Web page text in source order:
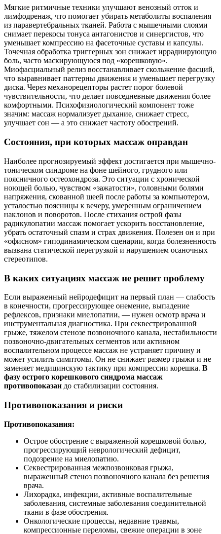
Мягкие ритмичные техники улучшают венозный отток и
лимфодренаж, что помогает убирать метаболиты воспаления
из паравертебральных тканей. Работа с мышечными слоями
снимает перекосы тонуса антагонистов и синергистов, что
уменьшает компрессию на фасеточные суставы и капсулы.
Точечная обработка триггерных зон снижает иррадиирующую
боль, часто маскирующуюся под «корешковую».
Миофасциальный релиз восстанавливает скольжение фасций,
что выравнивает паттерны движения и уменьшает перегрузку
диска. Через механорецепторы растет порог болевой
чувствительности, что делает повседневные движения более
комфортными. Психофизиологический компонент тоже
значим: массаж нормализует дыхание, снижает стресс,
улучшает сон — а это снижает частоту обострений.
Состояния, при которых массаж оправдан
Наиболее прогнозируемый эффект достигается при мышечно-
тоническом синдроме на фоне шейного, грудного или
поясничного остеохондроза. Это ситуации с хронической
ноющей болью, чувством «зажатости», головными болями
напряжения, скованной шеей после работы за компьютером,
усталостью поясницы к вечеру, умеренным ограничением
наклонов и поворотов. После стихания острой фазы
радикулопатии массаж помогает ускорить восстановление,
убрать остаточный спазм и страх движения. Полезен он и при
«офисном» гиподинамическом сценарии, когда болезненность
вызвана статической перегрузкой и нарушением осаночных
стереотипов.
В каких ситуациях массаж не решит проблему
Если выраженный нейродефицит на первый план — слабость
в конечности, прогрессирующее онемение, выпадение
рефлексов, признаки миелопатии, — нужен осмотр врача и
инструментальная диагностика. При секвестрированной
грыже, тяжелом стенозе позвоночного канала, нестабильности
позвоночно-двигательных сегментов или активном
воспалительном процессе массаж не устраняет причину и
может усилить симптомы. Он не снижает размер грыжи и не
заменяет медицинскую тактику при компрессии корешка. В
фазу острого корешкового синдрома массаж
противопоказан до стабилизации состояния.
Противопоказания и риски
Противопоказания:
Острое обострение с выраженной корешковой болью,
прогрессирующий неврологический дефицит,
подозрение на миелопатию.
Секвестрированная межпозвонковая грыжа,
выраженный стеноз позвоночного канала без решения
врача.
Лихорадка, инфекции, активные воспалительные
заболевания, системные заболевания соединительной
ткани в фазе обострения.
Онкологические процессы, недавние травмы,
компрессионные переломы, свежие операции в зоне